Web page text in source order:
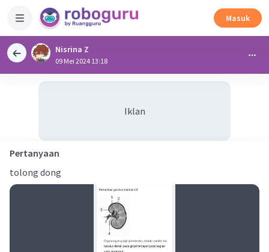
Masuk
Nisrina Z
09 Mei 2024 13:18
Iklan
Pertanyaan
tolong dong